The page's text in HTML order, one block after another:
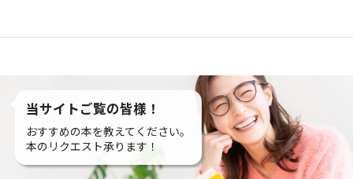
当サイトご覧の皆様！
おすすめの本を教えてください。
本のリクエスト承ります！